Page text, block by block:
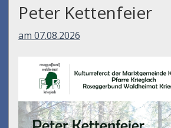
Peter Kettenfeier
am 07.08.2026